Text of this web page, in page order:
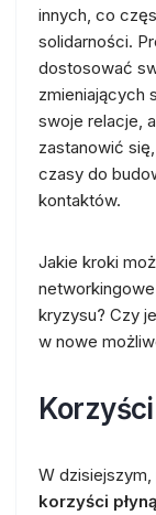
innych, co
solidarności.
dostosować
zmieniających
swoje relacje,
zastanowić
czasy do
kontaktów.
Jakie kroki
kryzysu? Czy
w nowe
W
korzyści